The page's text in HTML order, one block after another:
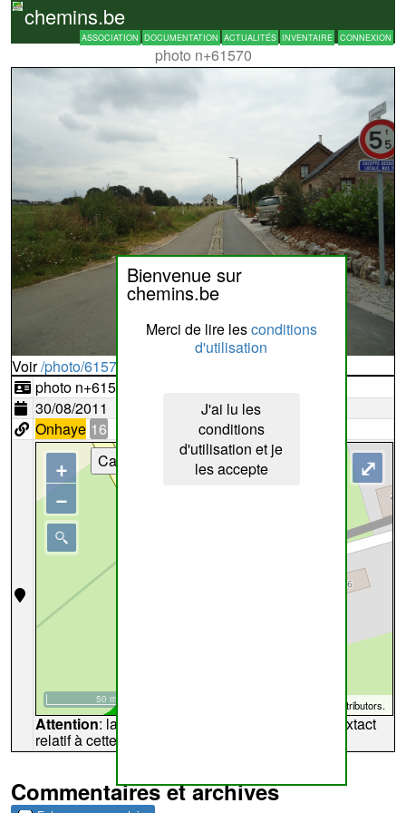
chemins.be
ASSOCIATION DOCUMENTATION ACTUALITÉS INVENTAIRE CONNEXION
photo n+61570
Bienvenue sur
chemins.be
Merci de lire lesconditions
d'utilisation
J'ai lu les
conditions
d'utilisation et je
les accepte
Voir/photo/61570?typ=d
photo n+61570
30/08/2011
Onhaye 16
contributors.
50 m
+
−
⤢
Cartes
Attention: la carte peut ne pas refléter l'endroit extact
relatif à cette archive
Commentaires et archives